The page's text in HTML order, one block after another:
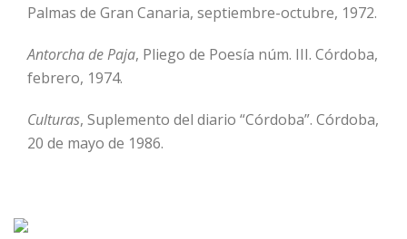
Palmas de Gran Canaria, septiembre-octubre, 1972.
Antorcha de Paja, Pliego de Poesía núm. III. Córdoba,
febrero, 1974.
Culturas, Suplemento del diario “Córdoba”. Córdoba,
20 de mayo de 1986.